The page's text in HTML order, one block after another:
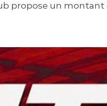
propose un